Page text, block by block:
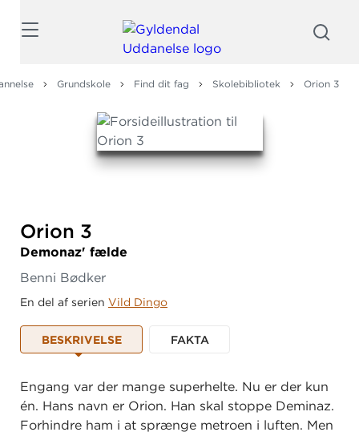
Grundskole Find dit fag Skolebibliotek Orion 3
Orion 3
Demonaz' fælde
Benni Bødker
En del af serien Vild Dingo
BESKRIVELSE FAKTA
Engang var der mange superhelte. Nu er der kun
én. Hans navn er Orion. Han skal stoppe Deminaz.
Forhindre ham i at sprænge metroen i luften. Men